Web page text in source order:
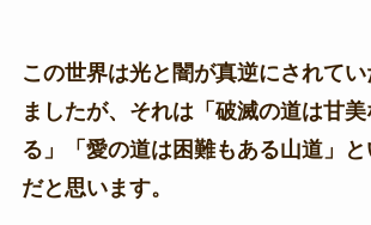
この世界は光と闇が真逆にされて
ましたが、それは「破滅の道は甘
る」「愛の道は困難もある山道」
だと思います。